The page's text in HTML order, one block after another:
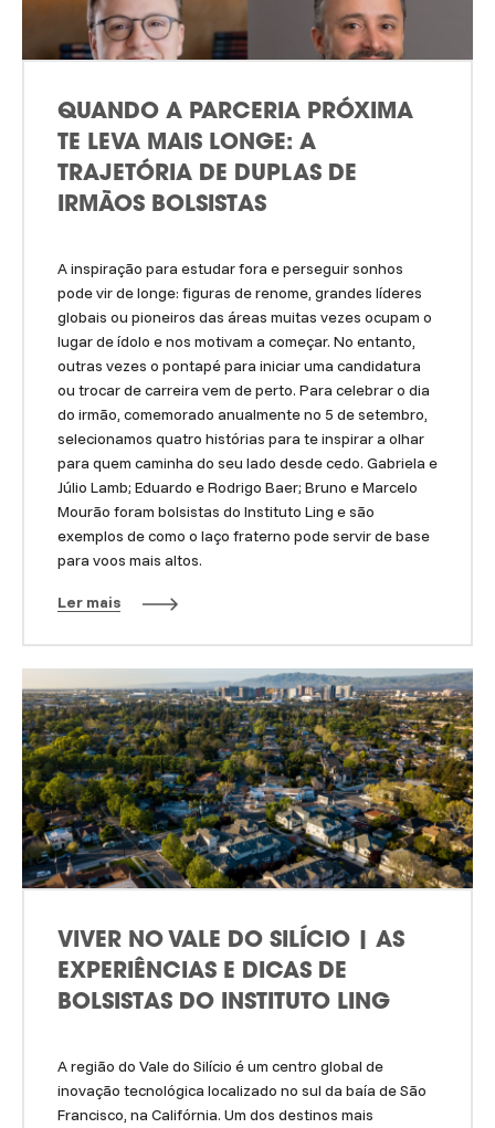
QUANDO A PARCERIA PRÓXIMA
TE LEVA MAIS LONGE: A
TRAJETÓRIA DE DUPLAS DE
IRMÃOS BOLSISTAS
A inspiração para estudar fora e perseguir sonhos
pode vir de longe: figuras de renome, grandes líderes
globais ou pioneiros das áreas muitas vezes ocupam o
lugar de ídolo e nos motivam a começar. No entanto,
outras vezes o pontapé para iniciar uma candidatura
ou trocar de carreira vem de perto. Para celebrar o dia
do irmão, comemorado anualmente no 5 de setembro,
selecionamos quatro histórias para te inspirar a olhar
para quem caminha do seu lado desde cedo. Gabriela e
Júlio Lamb; Eduardo e Rodrigo Baer; Bruno e Marcelo
Mourão foram bolsistas do Instituto Ling e são
exemplos de como o laço fraterno pode servir de base
para voos mais altos.
Ler mais
VIVER NO VALE DO SILÍCIO | AS
EXPERIÊNCIAS E DICAS DE
BOLSISTAS DO INSTITUTO LING
A região do Vale do Silício é um centro global de
inovação tecnológica localizado no sul da baía de São
Francisco, na Califórnia. Um dos destinos mais